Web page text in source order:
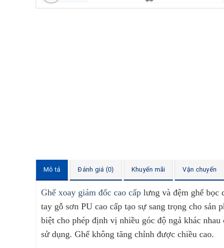
Mô tả Đánh giá (0) Khuyến mãi Vận chuyển
Ghế xoay giám đốc cao cấp lưng và đệm ghế bọc
tay gỗ sơn PU cao cấp tạo sự sang trọng cho sản
biệt cho phép định vị nhiều góc độ ngả khác
sử dụng. Ghế không tăng chỉnh được chiều cao.